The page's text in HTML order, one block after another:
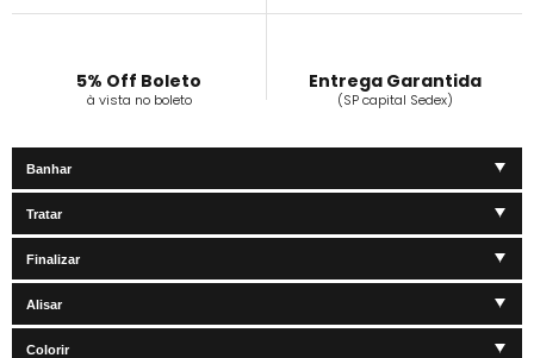
5% Off Boleto
à vista no boleto
Entrega Garantida
(SP capital Sedex)
Banhar
Tratar
Finalizar
Alisar
Colorir